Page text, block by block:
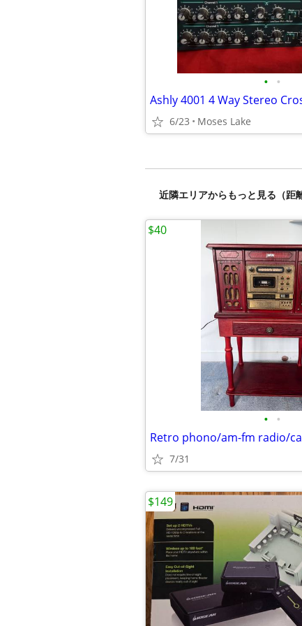
• •
Ashly 4001 4 Way Stereo
6/23 Moses Lake
近隣エリアからもっと見る（距
• •
Retro phono/am-fm radio/
7/31
$40
$149